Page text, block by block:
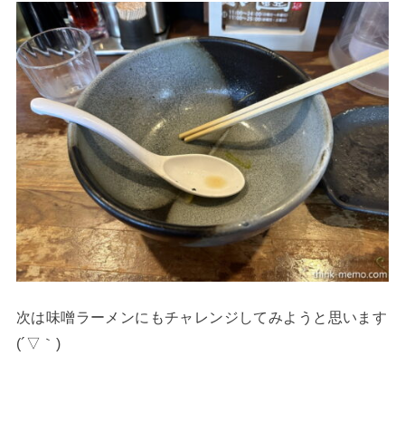
次は味噌ラーメンにもチャレンジしてみようと思います
(´▽｀)